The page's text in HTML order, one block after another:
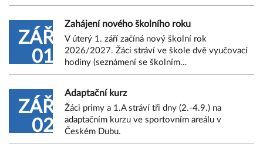
ZÁŘ
01
Zahájení nového školního roku
V úterý 1. září začíná nový školní rok
2026/2027. Žáci stráví ve škole dvě vyučovací
hodiny (seznámení se školním…
ZÁŘ
02
Adaptační kurz
Žáci primy a 1.A stráví tři dny (2.-4.9.) na
adaptačním kurzu ve sportovním areálu v
Českém Dubu.